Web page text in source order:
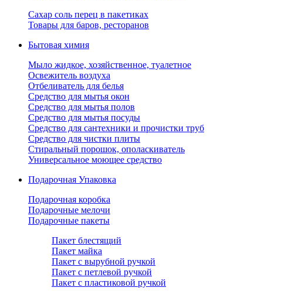
Сахар соль перец в пакетиках
Товары для баров, ресторанов
Бытовая химия
Мыло жидкое, хозяйственное, туалетное
Освежитель воздуха
Отбеливатель для белья
Средство для мытья окон
Средство для мытья полов
Средство для мытья посуды
Средство для сантехники и прочистки труб
Средство для чистки плиты
Стиральный порошок, ополаскиватель
Универсальное моющее средство
Подарочная Упаковка
Подарочная коробка
Подарочные мелочи
Подарочные пакеты
Пакет блестящий
Пакет майка
Пакет с вырубной ручкой
Пакет с петлевой ручкой
Пакет с пластиковой ручкой